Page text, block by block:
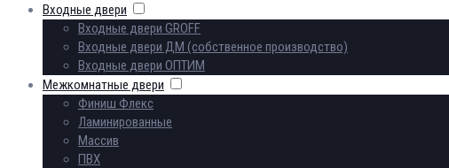
Входные двери
Входные двери GROFF
Входные двери ДМ (собственное производство)
Входные двери ОПТИМ
Межкомнатные двери
Финиш Флекс
Ламинированные
Массив
ПВХ